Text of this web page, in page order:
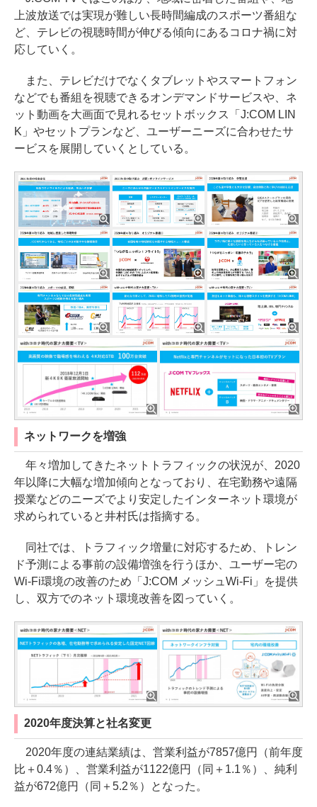
上波放送では実現が難しい長時間編成のスポーツ番組な
ど、テレビの視聴時間が伸びる傾向にあるコロナ禍に対
応していく。
また、テレビだけでなくタブレットやスマートフォン
などでも番組を視聴できるオンデマンドサービスや、ネ
ット動画を大画面で見れるセットボックス「J:COM LIN
K」やセットプランなど、ユーザーニーズに合わせたサ
ービスを展開していくとしている。
ネットワークを増強
年々増加してきたネットトラフィックの状況が、2020
年以降に大幅な増加傾向となっており、在宅勤務や遠隔
授業などのニーズでより安定したインターネット環境が
求められていると井村氏は指摘する。
同社では、トラフィック増量に対応するため、トレン
ド予測による事前の設備増強を行うほか、ユーザー宅の
Wi-Fi環境の改善のため「J:COM メッシュWi-Fi」を提供
し、双方でのネット環境改善を図っていく。
2020年度決算と社名変更
2020年度の連結業績は、営業利益が7857億円（前年度
比＋0.4％）、営業利益が1122億円（同＋1.1％）、純利
益が672億円（同＋5.2％）となった。